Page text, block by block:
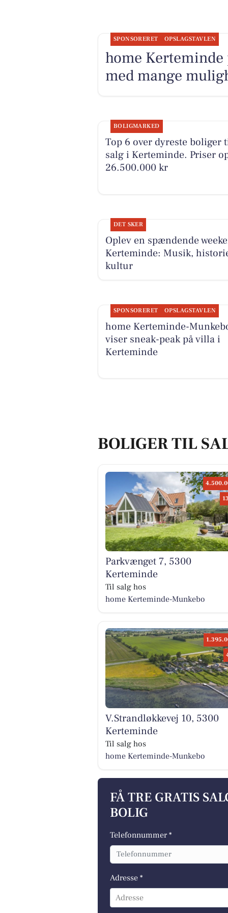
SPONSORERET OPSLAGSTAVLEN
home
med mange
BOLIGMARKED
Top 6 over dyreste boliger
salg i Kerteminde. Priser
26.500.000 kr
DET SKER
Oplev en spændende
Kerteminde: Musik,
kultur
SPONSORERET OPSLAGSTAVLEN
home Kerteminde-
viser sneak-peak på villa i
Kerteminde
BOLIGER TIL
Parkvænget 7, 5300
Kerteminde
Til salg hos
home Kerteminde-Munkebo
V.Strandløkkevej 10, 5300
Kerteminde
Til salg hos
home Kerteminde-Munkebo
FÅ TRE GRATIS
BOLIG
Telefonnummer *
Adresse *
Adresse